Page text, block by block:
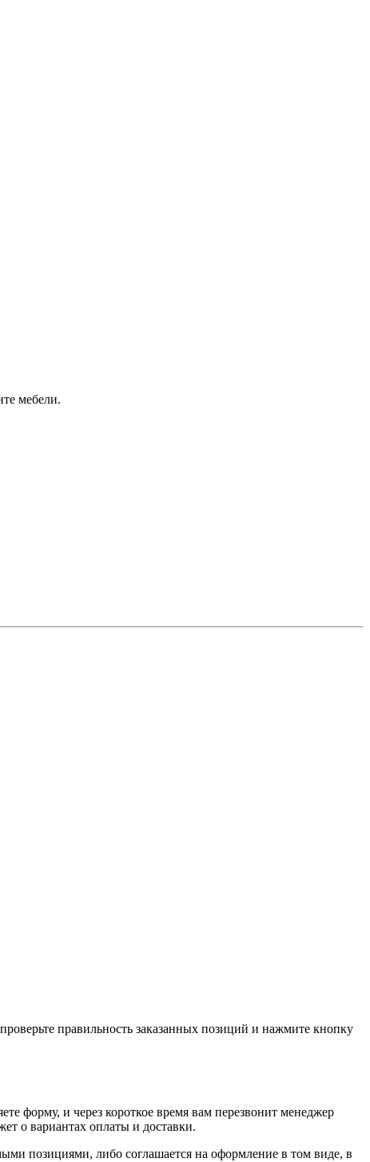
мебели.
правильность заказанных позиций и нажмите кнопку
форму, и через короткое время вам перезвонит менеджер
о вариантах оплаты и доставки.
позициями, либо соглашается на оформление в том виде, в